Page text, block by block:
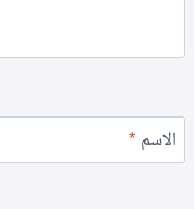
الاسم*